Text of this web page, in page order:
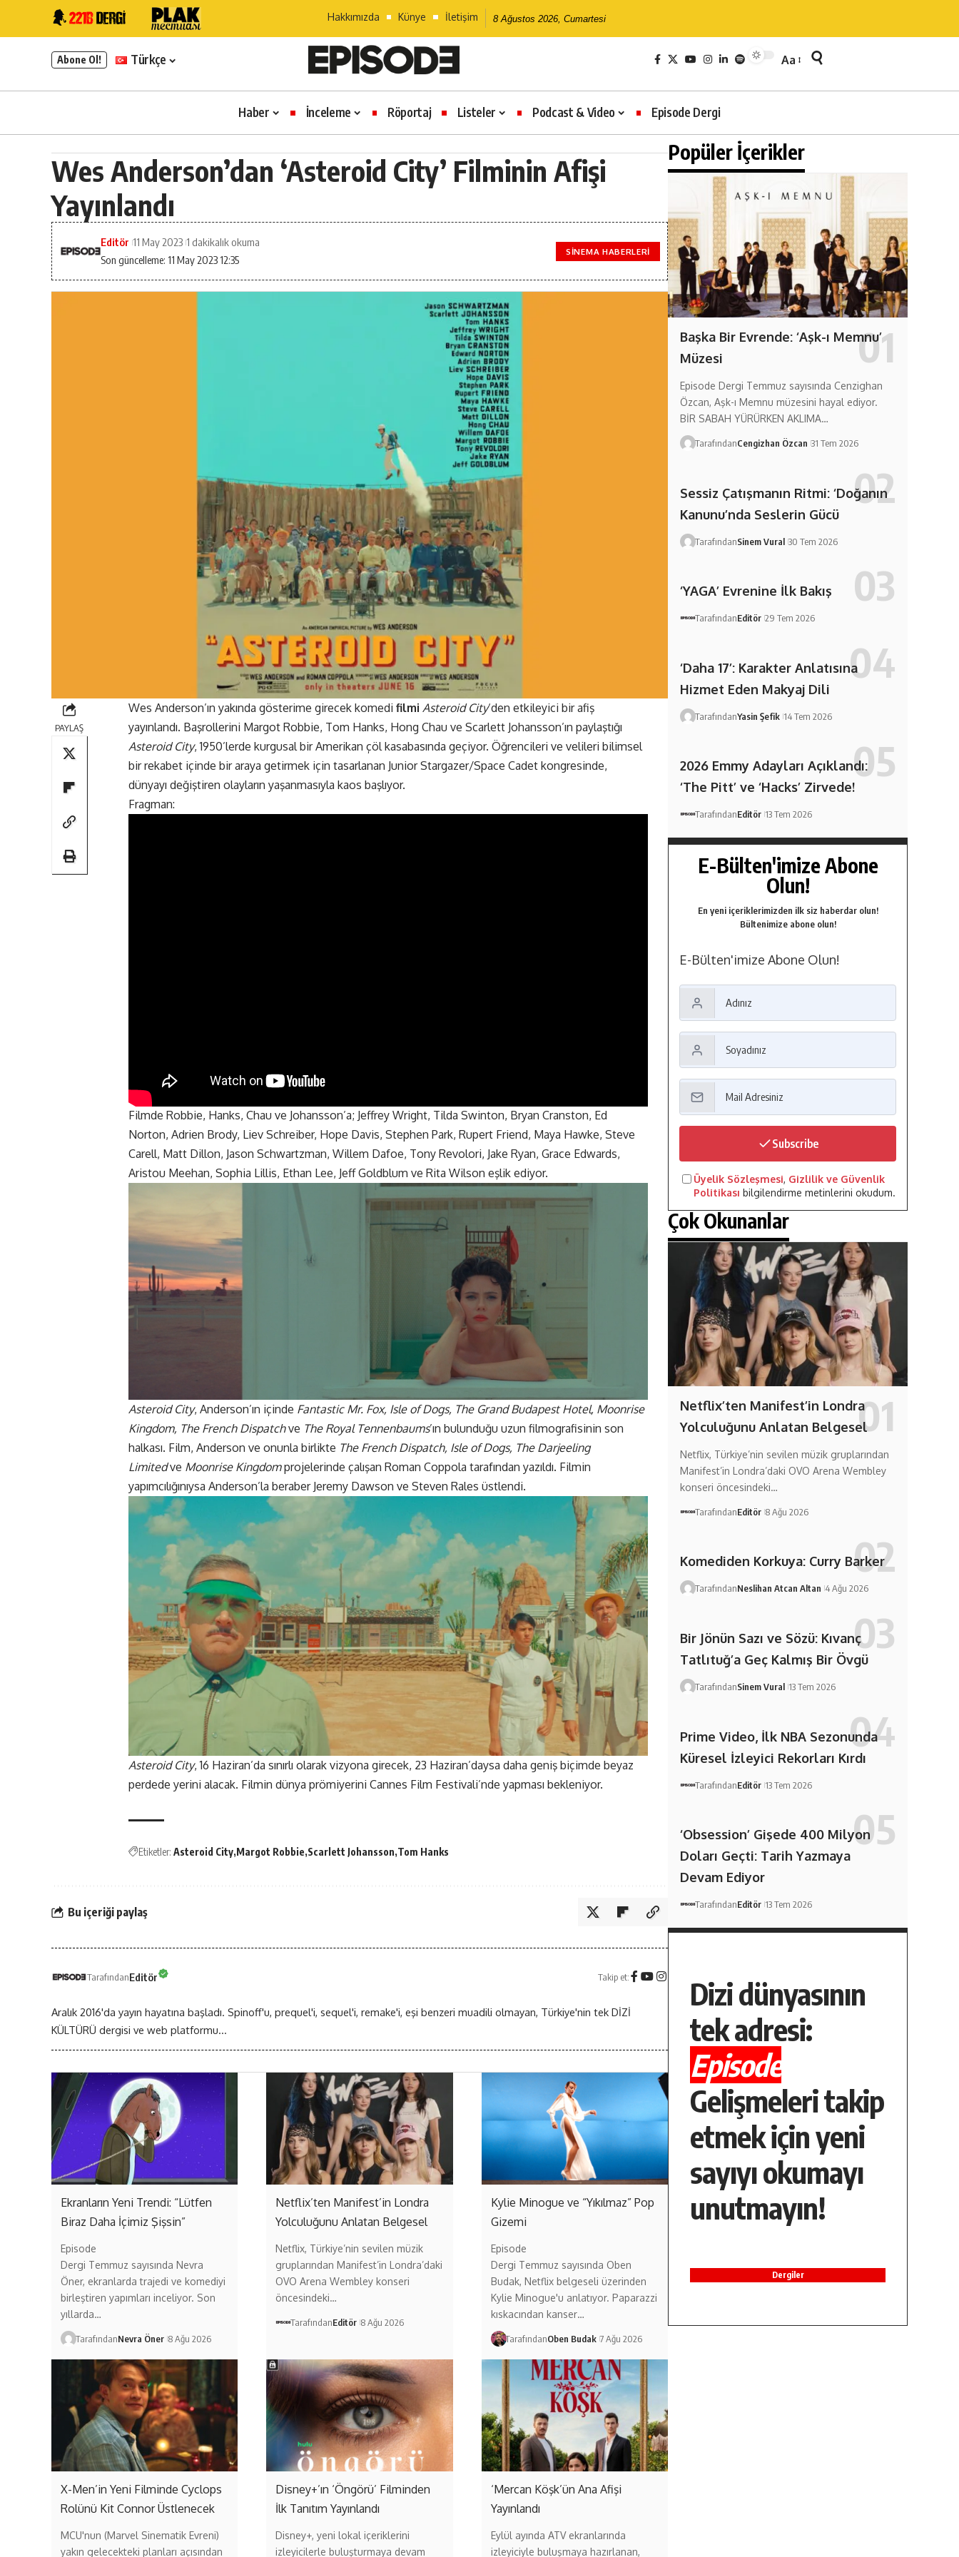
Hakkımızda Künye İletişim 8 Ağustos 2026, Cumartesi
Abone Ol! Türkçe Aa
Haber İnceleme Röportaj Listeler Podcast & Video Episode Dergi
Wes Anderson’dan ‘Asteroid City’ Filminin Afişi
Yayınlandı
Son güncelleme: 11 May 2023 12:35
Editör 11 May 2023 1 dakikalık okuma
SINEMA HABERLERI
PAYLAŞ
Wes Anderson’ın yakında gösterime girecek komedi filmi Asteroid City‘den etkileyici bir afiş
yayınlandı. Başrollerini Margot Robbie, Tom Hanks, Hong Chau ve Scarlett Johansson’ın paylaştığı
Asteroid City, 1950’lerde kurgusal bir Amerikan çöl kasabasında geçiyor. Öğrencileri ve velileri bilimsel
bir rekabet içinde bir araya getirmek için tasarlanan Junior Stargazer/Space Cadet kongresinde,
dünyayı değiştiren olayların yaşanmasıyla kaos başlıyor.
Fragman:
Filmde Robbie, Hanks, Chau ve Johansson’a; Jeffrey Wright, Tilda Swinton, Bryan Cranston, Ed
Norton, Adrien Brody, Liev Schreiber, Hope Davis, Stephen Park, Rupert Friend, Maya Hawke, Steve
Carell, Matt Dillon, Jason Schwartzman, Willem Dafoe, Tony Revolori, Jake Ryan, Grace Edwards,
Aristou Meehan, Sophia Lillis, Ethan Lee, Jeff Goldblum ve Rita Wilson eşlik ediyor.
Asteroid City, Anderson’ın içinde Fantastic Mr. Fox, Isle of Dogs, The Grand Budapest Hotel, Moonrise
Kingdom, The French Dispatchve The Royal Tennenbaums’ın bulunduğu uzun filmografisinin son
halkası. Film, Anderson ve onunla birlikte The French Dispatch, Isle of Dogs, The Darjeeling
Limitedve Moonrise Kingdomprojelerinde çalışan Roman Coppola tarafından yazıldı. Filmin
yapımcılığınıysa Anderson’la beraber Jeremy Dawson ve Steven Rales üstlendi.
Asteroid City, 16 Haziran’da sınırlı olarak vizyona girecek, 23 Haziran’daysa daha geniş biçimde beyaz
perdede yerini alacak. Filmin dünya prömiyerini Cannes Film Festivali’nde yapması bekleniyor.
Etiketler: Asteroid City Margot Robbie Scarlett Johansson Tom Hanks
Bu içeriği paylaş
TarafındanEditör Takip et:
Aralık 2016'da yayın hayatına başladı. Spinoff'u, prequel'i, sequel'i, remake'i, eşi benzeri muadili olmayan, Türkiye'nin tek DİZİ
KÜLTÜRÜ dergisi ve web platformu...
Ekranların Yeni Trendi: “Lütfen
Biraz Daha İçimiz Şişsin”
Episode
Dergi Temmuz sayısında Nevra
Öner, ekranlarda trajedi ve komediyi
birleştiren yapımları inceliyor. Son
yıllarda…
TarafındanNevra Öner 8 Ağu 2026
Netflix’ten Manifest’in Londra
Yolculuğunu Anlatan Belgesel
Netflix, Türkiye’nin sevilen müzik
gruplarından Manifest’in Londra’daki
OVO Arena Wembley konseri
öncesindeki…
TarafındanEditör 8 Ağu 2026
Kylie Minogue ve “Yıkılmaz” Pop
Gizemi
Episode
Dergi Temmuz sayısında Oben
Budak, Netflix belgeseli üzerinden
Kylie Minogue'u anlatıyor. Paparazzi
kıskacından kanser…
TarafındanOben Budak 7 Ağu 2026
X-Men’in Yeni Filminde Cyclops
Rolünü Kit Connor Üstlenecek
MCU'nun (Marvel Sinematik Evreni)
yakın gelecekteki planları açısından
Disney+’ın ‘Öngörü’ Filminden
İlk Tanıtım Yayınlandı
Disney+, yeni lokal içeriklerini
izleyicilerle buluşturmaya devam
‘Mercan Köşk’ün Ana Afişi
Yayınlandı
Eylül ayında ATV ekranlarında
izleyiciyle buluşmaya hazırlanan,
Popüler İçerikler
Başka Bir Evrende: ‘Aşk-ı Memnu’
Müzesi
Episode Dergi Temmuz sayısında Cenzighan
Özcan, Aşk-ı Memnu müzesini hayal ediyor.
BİR SABAH YÜRÜRKEN AKLIMA…
TarafındanCengizhan Özcan 31 Tem 2026
Sessiz Çatışmanın Ritmi: ‘Doğanın
Kanunu’nda Seslerin Gücü
TarafındanSinem Vural 30 Tem 2026
‘YAGA’ Evrenine İlk Bakış
TarafındanEditör 29 Tem 2026
‘Daha 17’: Karakter Anlatısına
Hizmet Eden Makyaj Dili
TarafındanYasin Şefik 14 Tem 2026
2026 Emmy Adayları Açıklandı:
‘The Pitt’ ve ‘Hacks’ Zirvede!
TarafındanEditör 13 Tem 2026
E-Bülten'imize Abone
Olun!
En yeni içeriklerimizden ilk siz haberdar olun!
Bültenimize abone olun!
E-Bülten'imize Abone Olun!
Subscribe
Üyelik Sözleşmesi, Gizlilik ve Güvenlik
Politikası bilgilendirme metinlerini okudum.
Çok Okunanlar
Netflix’ten Manifest’in Londra
Yolculuğunu Anlatan Belgesel
Netflix, Türkiye’nin sevilen müzik gruplarından
Manifest’in Londra’daki OVO Arena Wembley
konseri öncesindeki…
TarafındanEditör 8 Ağu 2026
Komediden Korkuya: Curry Barker
TarafındanNeslihan Atcan Altan 4 Ağu 2026
Bir Jönün Sazı ve Sözü: Kıvanç
Tatlıtuğ’a Geç Kalmış Bir Övgü
TarafındanSinem Vural 13 Tem 2026
Prime Video, İlk NBA Sezonunda
Küresel İzleyici Rekorları Kırdı
TarafındanEditör 13 Tem 2026
‘Obsession’ Gişede 400 Milyon
Doları Geçti: Tarih Yazmaya
Devam Ediyor
TarafındanEditör 13 Tem 2026
Dizi dünyasının
tek adresi:
Episode
Gelişmeleri takip
etmek için yeni
sayıyı okumayı
unutmayın!
Dergiler